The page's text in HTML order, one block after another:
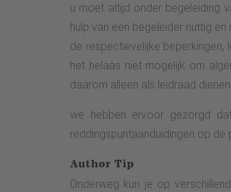
daalt langzaam af. Je bereikt
industrieterrein bereik je de
groene omgeving. Na 9 km
ca. 150 m langs de K 26. Dan
sportveld en het aangrenzende
loop je over een verhard
startpunt in het centrum van
over de Lenne en volg de
Passeer een café en fiets door
u moet altijd onder begeleiding
hulp van een begeleider nuttig
de respectievelijke beperkingen,
het helaas niet mogelijk om
daarom alleen als leidraad
we hebben ervoor gezorgd
reddingspuntaanduidingen op
Author Tip
Onderweg kun je op